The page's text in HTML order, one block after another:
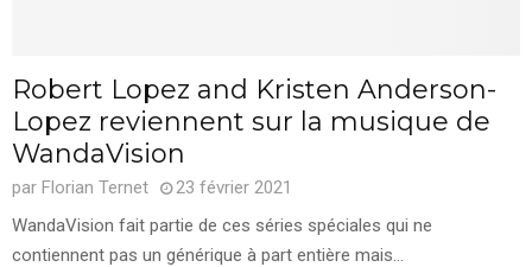
Robert Lopez and Kristen Anderson-
Lopez reviennent sur la musique de
WandaVision
par Florian Ternet
23 février 2021
WandaVision fait partie de ces séries spéciales qui ne
contiennent pas un générique à part entière mais...